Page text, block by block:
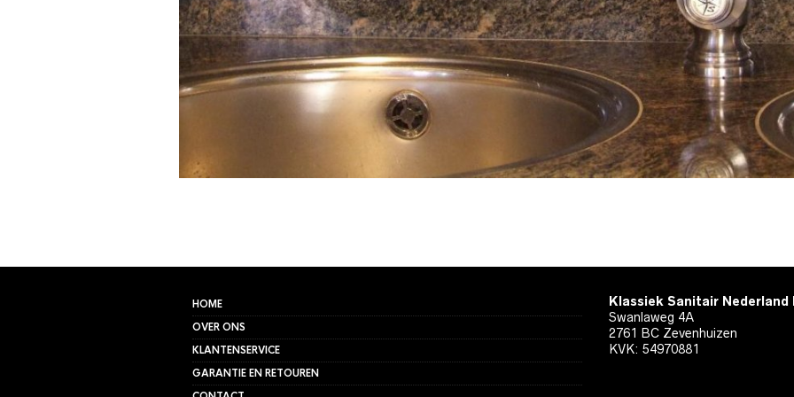
HOME
OVER ONS
KLANTENSERVICE
GARANTIE EN RETOUREN
Klassiek Sanitair Nederland
Swanlaweg 4A
2761 BC Zevenhuizen
KVK: 54970881